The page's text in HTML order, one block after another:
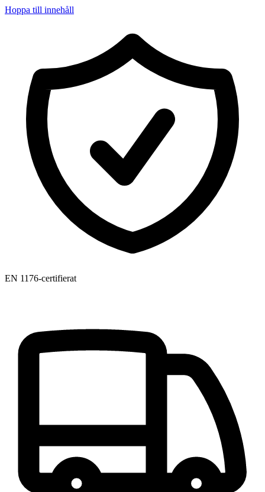
Hoppa till innehåll
EN 1176-certifierat